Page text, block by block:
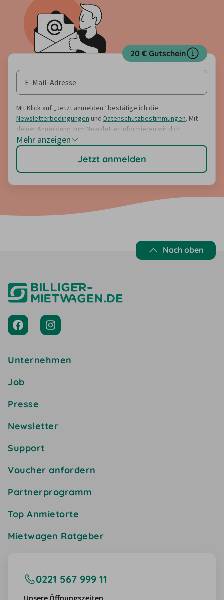
20 € Gutschein
Mit Klick auf „Jetzt anmelden“ bestätige ich die
Newsletterbedingungen und Datenschutzbestimmungen. Mit
deiner Anmeldung zum Newsletter informieren wir dich
regelmäßig über (Rabatt-)Angebote, Umfragen, Gewinnspiele
sowie Reise- und Servicetipps und Neuerungen auf unseren
Portalen. Der Erhalt des Newsletters ist kostenlos und
unverbindlich. Eine Abmeldung ist über den Link am Ende jedes
Nach Klick des Bestätigungslinks erhältst du eine zweite E-Mail
mit dem Rabatt-Gutscheincode.
Mehr anzeigen
Jetzt anmelden
Nach oben
Unternehmen
Job
Presse
Newsletter
Support
Voucher anfordern
Partnerprogramm
Top Anmietorte
Mietwagen Ratgeber
0221 567 999 11
Unsere Öffnungszeiten